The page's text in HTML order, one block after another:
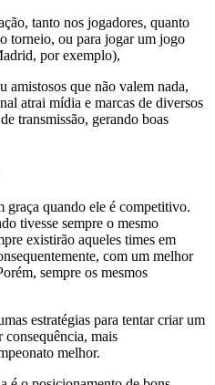
tanto nos jogadores, quanto
torneio, ou para jogar um jogo
por exemplo),
amistosos que não valem nada,
atrai mídia e marcas de diversos
transmissão, gerando boas
graça quando ele é competitivo.
tivesse sempre o mesmo
existirão aqueles times em
com um melhor
sempre os mesmos
estratégias para tentar criar um
consequência, mais
melhor.